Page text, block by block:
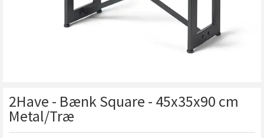
2Have - Bænk Square - 45x35x90 cm
Metal/Træ